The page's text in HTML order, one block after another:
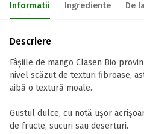
Informatii Ingrediente De
Descriere
Fâșiile de mango Clasen Bio
nivel scăzut de texturi fibroase,
aibă o textură moale.
Gustul dulce, cu notă ușor
de fructe, sucuri sau deserturi.